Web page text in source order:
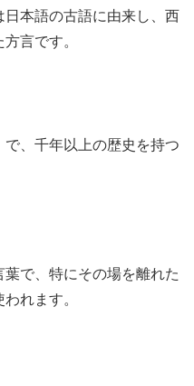
日本語の古語に由来し、西
言です。
、千年以上の歴史を持つ
で、特にその場を離れた
れます。